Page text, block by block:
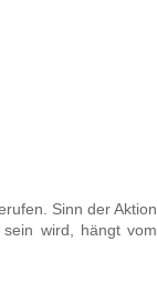
Sinn der Aktion
wird, hängt vom